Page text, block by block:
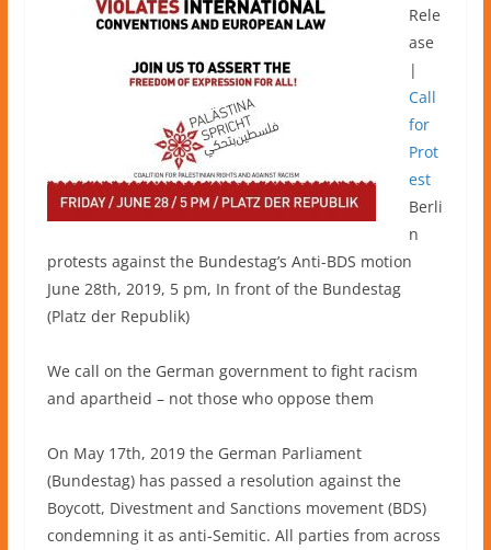
Rele
ase
|
Call
for
Prot
est
Berli
n
protests against the Bundestag’s Anti-BDS motion
June 28th, 2019, 5 pm, In front of the Bundestag
(Platz der Republik)
We call on the German government to fight racism
and apartheid – not those who oppose them
On May 17th, 2019 the German Parliament
(Bundestag) has passed a resolution against the
Boycott, Divestment and Sanctions movement (BDS)
condemning it as anti-Semitic. All parties from across